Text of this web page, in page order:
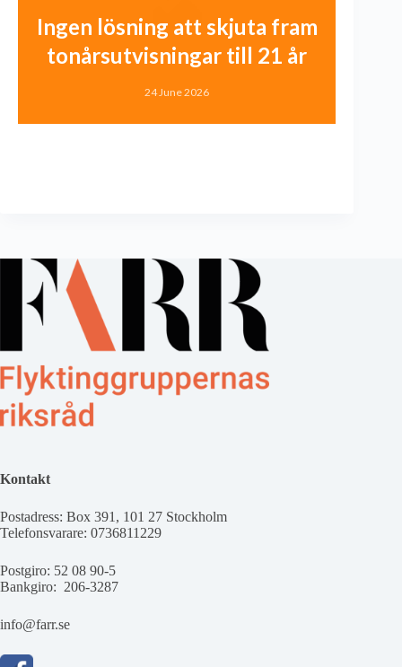
Ingen lösning att skjuta fram
tonårsutvisningar till 21 år
24 June 2026
Kontakt
Postadress: Box 391, 101 27 Stockholm
Telefonsvarare: 0736811229
Postgiro: 52 08 90-5
Bankgiro: 206-3287
info@farr.se